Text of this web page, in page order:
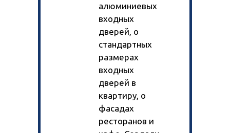
алюминиевых
входных
дверей, о
стандартных
размерах
входных
дверей в
квартиру, о
фасадах
ресторанов и